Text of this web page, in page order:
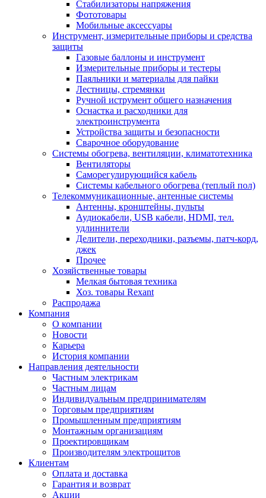
Стабилизаторы напряжения
Фототовары
Мобильные аксессуары
Инструмент, измерительные приборы и средства
защиты
Газовые баллоны и инструмент
Измерительные приборы и тестеры
Паяльники и материалы для пайки
Лестницы, стремянки
Ручной иструмент общего назначения
Оснастка и расходники для
электроинструмента
Устройства защиты и безопасности
Сварочное оборудование
Системы обогрева, вентиляции, климатотехника
Вентиляторы
Саморегулирующийся кабель
Системы кабельного обогрева (теплый пол)
Телекоммуникационные, антенные системы
Антенны, кронштейны, пульты
Аудиокабели, USB кабели, HDMI, тел.
удлиннители
Делители, переходники, разъемы, патч-корд,
джек
Прочее
Хозяйственные товары
Мелкая бытовая техника
Хоз. товары Rexant
Распродажа
Компания
О компании
Новости
Карьера
История компании
Направления деятельности
Частным электрикам
Частным лицам
Индивидуальным предпринимателям
Торговым предприятиям
Промышленным предприятиям
Монтажным организациям
Проектировщикам
Производителям электрощитов
Клиентам
Оплата и доставка
Гарантия и возврат
Акции